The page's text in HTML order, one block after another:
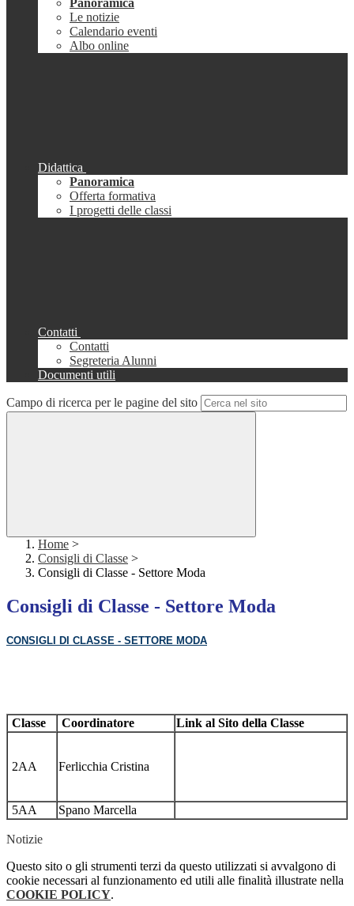
Panoramica
Le notizie
Calendario eventi
Albo online
Didattica
Panoramica
Offerta formativa
I progetti delle classi
Contatti
Contatti
Segreteria Alunni
Documenti utili
Campo di ricerca per le pagine del sito
Home >
Consigli di Classe >
Consigli di Classe - Settore Moda
Consigli di Classe - Settore Moda
CONSIGLI DI CLASSE - SETTORE MODA
Classe Coordinatore Link al Sito della Classe
2AA Ferlicchia Cristina
5AA Spano Marcella
Notizie
Questo sito o gli strumenti terzi da questo utilizzati si avvalgono di
cookie necessari al funzionamento ed utili alle finalità illustrate nella
COOKIE POLICY.